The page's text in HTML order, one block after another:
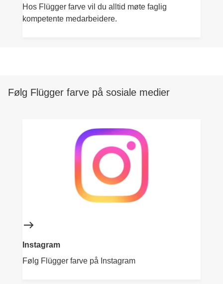
Hos Flügger farve vil du alltid møte faglig
kompetente medarbeidere.
Følg Flügger farve på sosiale medier
Instagram
Følg Flügger farve på Instagram